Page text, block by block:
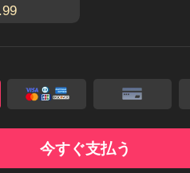
今すぐ支払う
プリを開いて、全話を無料